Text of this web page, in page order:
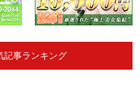
記事ランキング